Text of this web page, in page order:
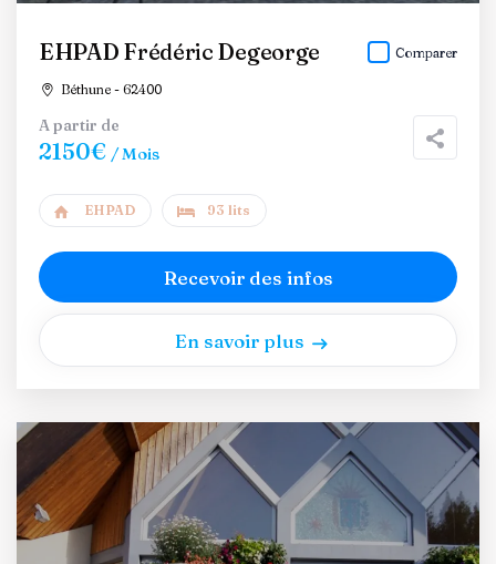
EHPAD Frédéric Degeorge
Béthune - 62400
Comparer
A partir de
2150€ / Mois
EHPAD 93 lits
Recevoir des infos
En savoir plus